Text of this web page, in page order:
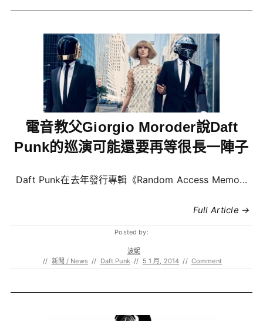
電音教父Giorgio Moroder說Daft
Punk的巡演可能還要再等很長一陣子
Daft Punk在去年發行專輯《Random Access Memo...
Full Article →
Posted by:
波妮
// 新聞 / News // Daft Punk // 5 1 月, 2014 // Comment